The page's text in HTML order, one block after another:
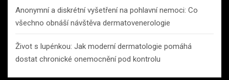
Anonymní a diskrétní vyšetření na pohlavní nemoci: Co
všechno obnáší návštěva dermatovenerologie
Život s lupénkou: Jak moderní dermatologie pomáhá
dostat chronické onemocnění pod kontrolu